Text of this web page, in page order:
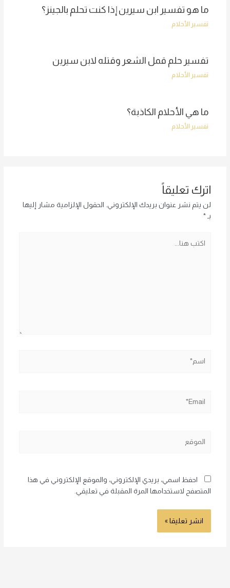
ما هو تفسير ابن سيرين إذا كنت تحلم بالجينز؟
تفسير الأحلام
تفسير حلم قمل الشعر وقتله لابن سيرين
تفسير الأحلام
ما هي الأحلام الكاذبة؟
تفسير الأحلام
اترك تعليقاً
لن يتم نشر عنوان بريدك الإلكتروني. الحقول الإلزامية مشار إليها
بـ *
احفظ اسمي، بريدي الإلكتروني، والموقع الإلكتروني في هذا
المتصفح لاستخدامها المرة المقبلة في تعليقي.